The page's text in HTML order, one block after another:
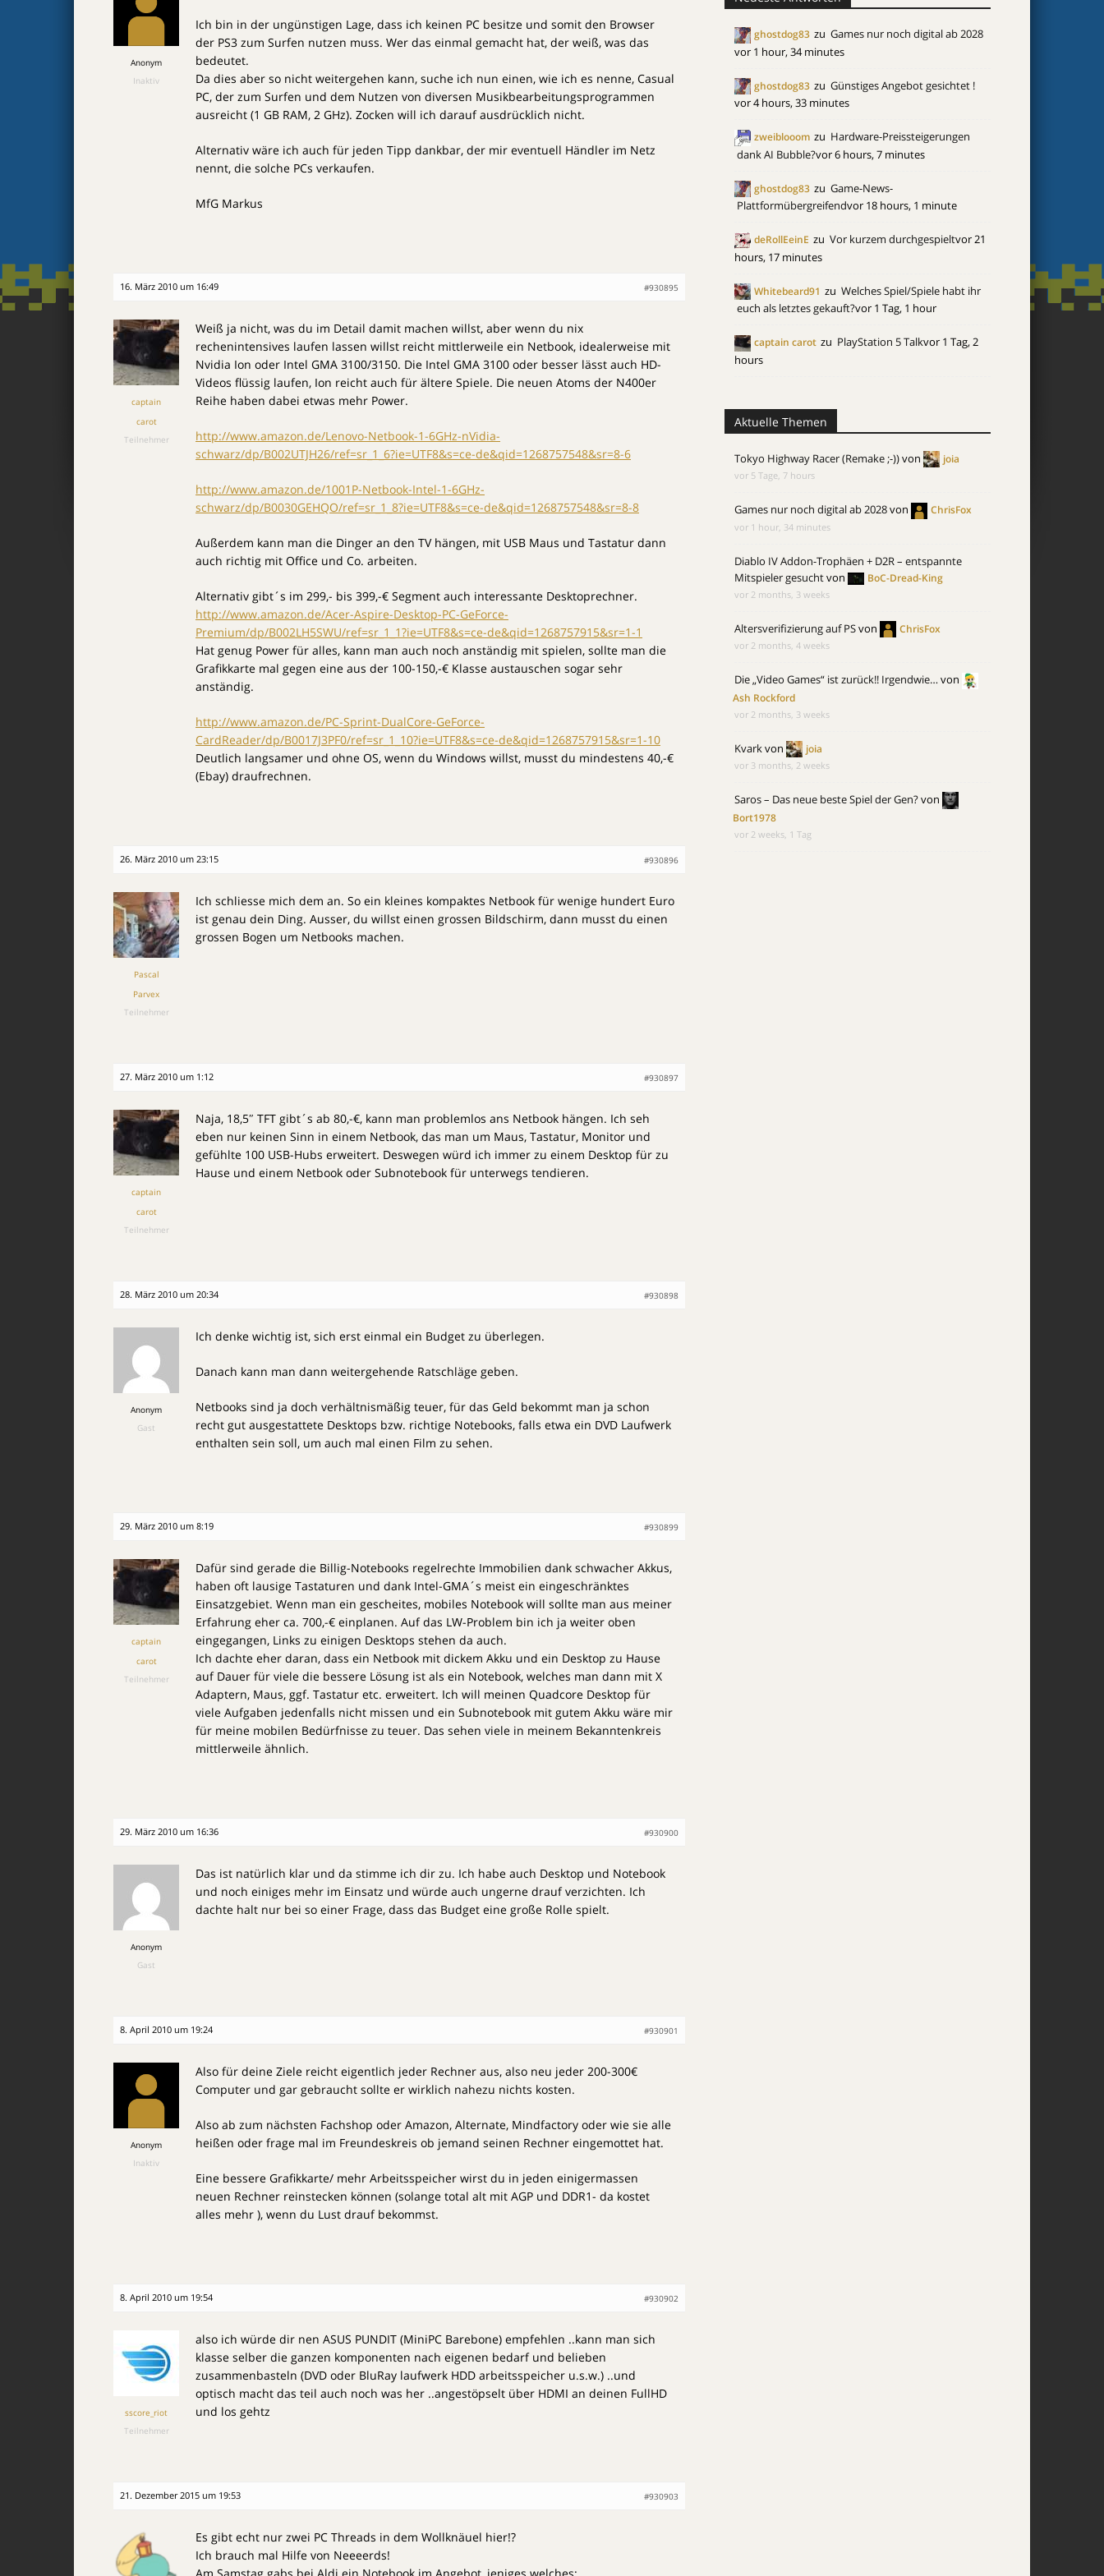
Anonym
Inaktiv
Ich bin in der ungünstigen Lage, dass ich keinen PC besitze und somit den Browser
der PS3 zum Surfen nutzen muss. Wer das einmal gemacht hat, der weiß, was das
bedeutet.
Da dies aber so nicht weitergehen kann, suche ich nun einen, wie ich es nenne, Casual
PC, der zum Surfen und dem Nutzen von diversen Musikbearbeitungsprogrammen
ausreicht (1 GB RAM, 2 GHz). Zocken will ich darauf ausdrücklich nicht.
Alternativ wäre ich auch für jeden Tipp dankbar, der mir eventuell Händler im Netz
nennt, die solche PCs verkaufen.
MfG Markus
16. März 2010 um 16:49 #930895
captain
carot
Teilnehmer
Weiß ja nicht, was du im Detail damit machen willst, aber wenn du nix
rechenintensives laufen lassen willst reicht mittlerweile ein Netbook, idealerweise mit
Nvidia Ion oder Intel GMA 3100/3150. Die Intel GMA 3100 oder besser lässt auch HD-
Videos flüssig laufen, Ion reicht auch für ältere Spiele. Die neuen Atoms der N400er
Reihe haben dabei etwas mehr Power.
http://www.amazon.de/Lenovo-Netbook-1-6GHz-nVidia-
schwarz/dp/B002UTJH26/ref=sr_1_6?ie=UTF8&s=ce-de&qid=1268757548&sr=8-6
http://www.amazon.de/1001P-Netbook-Intel-1-6GHz-
schwarz/dp/B0030GEHQO/ref=sr_1_8?ie=UTF8&s=ce-de&qid=1268757548&sr=8-8
Außerdem kann man die Dinger an den TV hängen, mit USB Maus und Tastatur dann
auch richtig mit Office und Co. arbeiten.
Alternativ gibt´s im 299,- bis 399,-€ Segment auch interessante Desktoprechner.
http://www.amazon.de/Acer-Aspire-Desktop-PC-GeForce-
Premium/dp/B002LH5SWU/ref=sr_1_1?ie=UTF8&s=ce-de&qid=1268757915&sr=1-1
Hat genug Power für alles, kann man auch noch anständig mit spielen, sollte man die
Grafikkarte mal gegen eine aus der 100-150,-€ Klasse austauschen sogar sehr
anständig.
http://www.amazon.de/PC-Sprint-DualCore-GeForce-
CardReader/dp/B0017J3PF0/ref=sr_1_10?ie=UTF8&s=ce-de&qid=1268757915&sr=1-10
Deutlich langsamer und ohne OS, wenn du Windows willst, musst du mindestens 40,-€
(Ebay) draufrechnen.
26. März 2010 um 23:15 #930896
Pascal
Parvex
Teilnehmer
Ich schliesse mich dem an. So ein kleines kompaktes Netbook für wenige hundert Euro
ist genau dein Ding. Ausser, du willst einen grossen Bildschirm, dann musst du einen
grossen Bogen um Netbooks machen.
27. März 2010 um 1:12 #930897
captain
carot
Teilnehmer
Naja, 18,5″ TFT gibt´s ab 80,-€, kann man problemlos ans Netbook hängen. Ich seh
eben nur keinen Sinn in einem Netbook, das man um Maus, Tastatur, Monitor und
gefühlte 100 USB-Hubs erweitert. Deswegen würd ich immer zu einem Desktop für zu
Hause und einem Netbook oder Subnotebook für unterwegs tendieren.
28. März 2010 um 20:34 #930898
Anonym
Gast
Ich denke wichtig ist, sich erst einmal ein Budget zu überlegen.
Danach kann man dann weitergehende Ratschläge geben.
Netbooks sind ja doch verhältnismäßig teuer, für das Geld bekommt man ja schon
recht gut ausgestattete Desktops bzw. richtige Notebooks, falls etwa ein DVD Laufwerk
enthalten sein soll, um auch mal einen Film zu sehen.
29. März 2010 um 8:19 #930899
captain
carot
Teilnehmer
Dafür sind gerade die Billig-Notebooks regelrechte Immobilien dank schwacher Akkus,
haben oft lausige Tastaturen und dank Intel-GMA´s meist ein eingeschränktes
Einsatzgebiet. Wenn man ein gescheites, mobiles Notebook will sollte man aus meiner
Erfahrung eher ca. 700,-€ einplanen. Auf das LW-Problem bin ich ja weiter oben
eingegangen, Links zu einigen Desktops stehen da auch.
Ich dachte eher daran, dass ein Netbook mit dickem Akku und ein Desktop zu Hause
auf Dauer für viele die bessere Lösung ist als ein Notebook, welches man dann mit X
Adaptern, Maus, ggf. Tastatur etc. erweitert. Ich will meinen Quadcore Desktop für
viele Aufgaben jedenfalls nicht missen und ein Subnotebook mit gutem Akku wäre mir
für meine mobilen Bedürfnisse zu teuer. Das sehen viele in meinem Bekanntenkreis
mittlerweile ähnlich.
29. März 2010 um 16:36 #930900
Anonym
Gast
Das ist natürlich klar und da stimme ich dir zu. Ich habe auch Desktop und Notebook
und noch einiges mehr im Einsatz und würde auch ungerne drauf verzichten. Ich
dachte halt nur bei so einer Frage, dass das Budget eine große Rolle spielt.
8. April 2010 um 19:24 #930901
Anonym
Inaktiv
Also für deine Ziele reicht eigentlich jeder Rechner aus, also neu jeder 200-300€
Computer und gar gebraucht sollte er wirklich nahezu nichts kosten.
Also ab zum nächsten Fachshop oder Amazon, Alternate, Mindfactory oder wie sie alle
heißen oder frage mal im Freundeskreis ob jemand seinen Rechner eingemottet hat.
Eine bessere Grafikkarte/ mehr Arbeitsspeicher wirst du in jeden einigermassen
neuen Rechner reinstecken können (solange total alt mit AGP und DDR1- da kostet
alles mehr ), wenn du Lust drauf bekommst.
8. April 2010 um 19:54 #930902
sscore_riot
Teilnehmer
also ich würde dir nen ASUS PUNDIT (MiniPC Barebone) empfehlen ..kann man sich
klasse selber die ganzen komponenten nach eigenen bedarf und belieben
zusammenbasteln (DVD oder BluRay laufwerk HDD arbeitsspeicher u.s.w.) ..und
optisch macht das teil auch noch was her ..angestöpselt über HDMI an deinen FullHD
und los gehtz
21. Dezember 2015 um 19:53 #930903
Es gibt echt nur zwei PC Threads in dem Wollknäuel hier!?
Ich brauch mal Hilfe von Neeeerds!
ghostdog83 zu Games nur noch digital ab 2028
vor 1 hour, 34 minutes
ghostdog83 zu Günstiges Angebot gesichtet !
vor 4 hours, 33 minutes
zweiblooom zu Hardware-Preissteigerungen
dank AI Bubble?vor 6 hours, 7 minutes
ghostdog83 zu Game-News-
Plattformübergreifendvor 18 hours, 1 minute
deRollEeinE zu Vor kurzem durchgespieltvor 21
hours, 17 minutes
Whitebeard91 zu Welches Spiel/Spiele habt ihr
euch als letztes gekauft?vor 1 Tag, 1 hour
captain carot zu PlayStation 5 Talkvor 1 Tag, 2
hours
Aktuelle Themen
Tokyo Highway Racer (Remake ;-))von joia
vor 5 Tage, 7 hours
Games nur noch digital ab 2028von ChrisFox
vor 1 hour, 34 minutes
Diablo IV Addon-Trophäen + D2R – entspannte
Mitspieler gesuchtvon BoC-Dread-King
vor 2 months, 3 weeks
Altersverifizierung auf PSvon ChrisFox
vor 2 months, 4 weeks
Die „Video Games“ ist zurück!! Irgendwie…von
Ash Rockford
vor 2 months, 3 weeks
Kvarkvon joia
vor 3 months, 2 weeks
Saros – Das neue beste Spiel der Gen?von
Bort1978
vor 2 weeks, 1 Tag